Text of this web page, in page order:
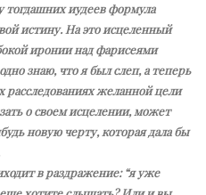
тогдашних иудеев формула
истину. На это исцеленный
иронии над фарисеями
знаю, что я был слеп, а теперь
расследованиях желанной цели
о своем исцелении, может
новую черту, которая дала бы
в раздражение: “я уже